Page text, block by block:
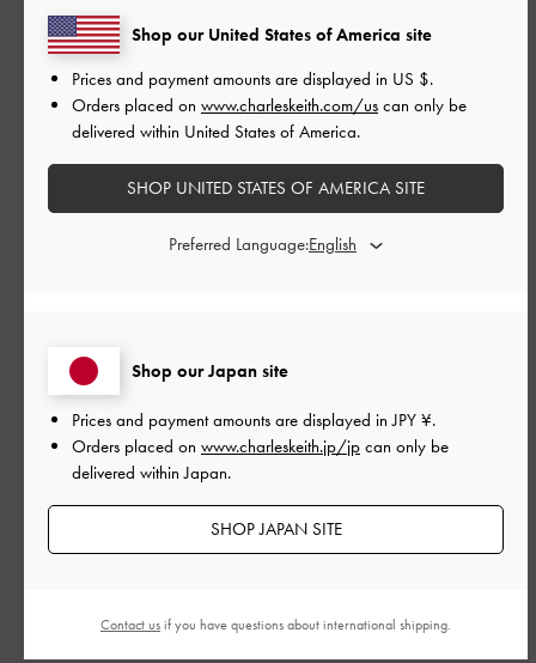
並べ替え
ご利用者様
お呼ばれ用シューズにぴったり
サイズ: 38/24cm
デザイン
とてもよかった
Shop our Japan site
Prices and payment amounts are displayed inJPY ¥.
Orders placed on www.charleskeith.jp/jp can only be
delivered within Japan.
SHOP JAPAN SITE
Shop our United States of America site
Prices and payment amounts are displayed in US $.
Orders placed on www.charleskeith.com/us can only be
delivered within United States of America.
SHOP UNITED STATES OF AMERICA SITE
Preferred Language:
Contact usif you have questions about international shipping.